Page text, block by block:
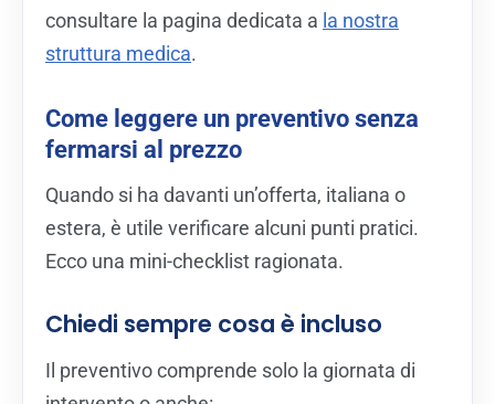
consultare la pagina dedicata a la nostra
struttura medica.
Come leggere un preventivo senza
fermarsi al prezzo
Quando si ha davanti un’offerta, italiana o
estera, è utile verificare alcuni punti pratici.
Ecco una mini-checklist ragionata.
Chiedi sempre cosa è incluso
Il preventivo comprende solo la giornata di